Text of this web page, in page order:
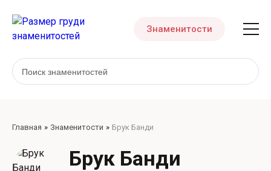
Знаменитости
Главная Знаменитости Брук Банди
Брук Банди